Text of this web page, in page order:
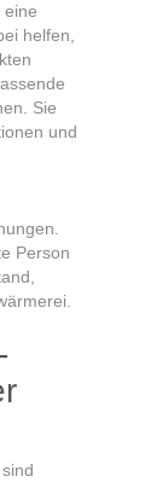
eine
helfen,
Sie
und
Person